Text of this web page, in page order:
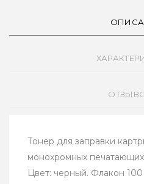
Тонер для заправки
монохромных печатающих
Цвет: черный. Флакон 100